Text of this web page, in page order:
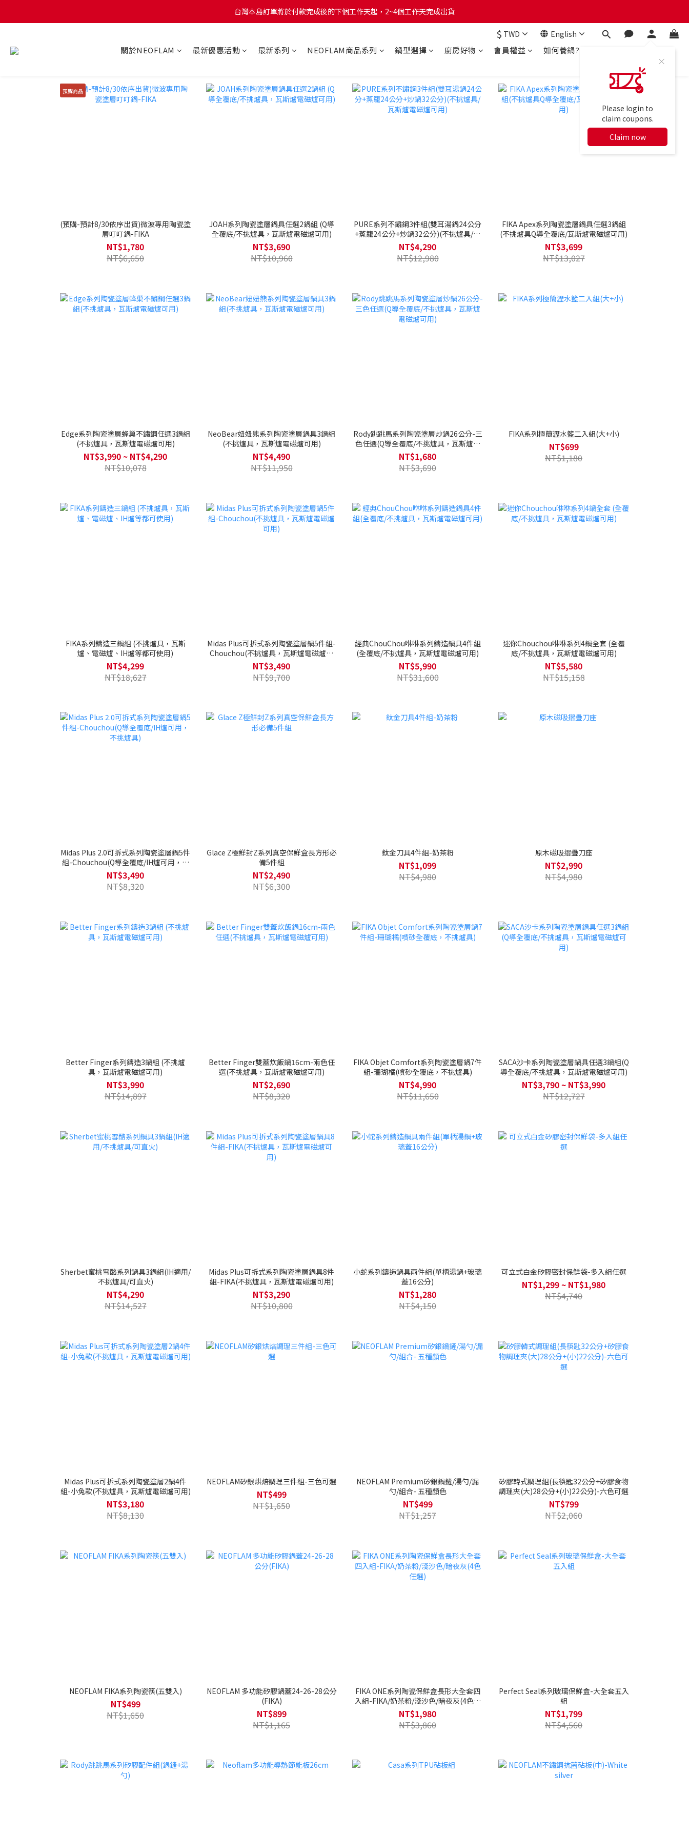
台灣本島訂單將於付款完成後的下個工作天起，2~4個工作天完成出貨
台灣本島訂單將於付款完成後的下個工作天起，2~4個工作天完成出貨
台灣本島訂單將於付款完成後的下個工作天起，2~4個工作天完成出貨
$ TWD English
Please login to
claim coupons.
Claim now
關於NEOFLAM 最新優惠活動 最新系列 NEOFLAM商品系列 鍋型選擇 廚房好物 會員權益 如何養鍋?
預購商品
(預購-預計8/30依序出貨)微波專用陶瓷塗
層叮叮鍋-FIKA
NT$1,780
NT$6,650
JOAH系列陶瓷塗層鍋具任選2鍋組 (Q導
全覆底/不挑爐具，瓦斯爐電磁爐可用)
NT$3,690
NT$10,960
PURE系列不鏽鋼3件組(雙耳湯鍋24公分
+蒸籠24公分+炒鍋32公分)(不挑爐具/瓦
斯爐電磁爐可用)
NT$4,290
NT$12,980
FIKA Apex系列陶瓷塗層鍋具任選3鍋組
(不挑爐具Q導全覆底/瓦斯爐電磁爐可用)
NT$3,699
NT$13,027
Edge系列陶瓷塗層蜂巢不鏽鋼任選3鍋組
(不挑爐具，瓦斯爐電磁爐可用)
NT$3,990 ~ NT$4,290
NT$10,078
NeoBear妞妞熊系列陶瓷塗層鍋具3鍋組
(不挑爐具，瓦斯爐電磁爐可用)
NT$4,490
NT$11,950
Rody跳跳馬系列陶瓷塗層炒鍋26公分-三
色任選(Q導全覆底/不挑爐具，瓦斯爐電
磁爐可用)
NT$1,680
NT$3,690
FIKA系列極簡瀝水籃二入組(大+小)
NT$699
NT$1,180
FIKA系列鑄造三鍋組 (不挑爐具，瓦斯
爐、電磁爐、IH爐等都可使用)
NT$4,299
NT$18,627
Midas Plus可拆式系列陶瓷塗層鍋5件組-
Chouchou(不挑爐具，瓦斯爐電磁爐可
用)
NT$3,490
NT$9,700
經典ChouChou咻咻系列鑄造鍋具4件組
(全覆底/不挑爐具，瓦斯爐電磁爐可用)
NT$5,990
NT$31,600
迷你Chouchou咻咻系列4鍋全套 (全覆
底/不挑爐具，瓦斯爐電磁爐可用)
NT$5,580
NT$15,158
Midas Plus 2.0可拆式系列陶瓷塗層鍋5件
組-Chouchou(Q導全覆底/IH爐可用，不
挑爐具)
NT$3,490
NT$8,320
Glace Z極鮮封Z系列真空保鮮盒長方形必
備5件組
NT$2,490
NT$6,300
鈦金刀具4件組-奶茶粉
NT$1,099
NT$4,980
原木磁吸摺疊刀座
NT$2,990
NT$4,980
Better Finger系列鑄造3鍋組 (不挑爐
具，瓦斯爐電磁爐可用)
NT$3,990
NT$14,897
Better Finger雙蓋炊飯鍋16cm-兩色任
選(不挑爐具，瓦斯爐電磁爐可用)
NT$2,690
NT$8,320
FIKA Objet Comfort系列陶瓷塗層鍋7件
組-珊瑚橘(噴砂全覆底，不挑爐具)
NT$4,990
NT$11,650
SACA沙卡系列陶瓷塗層鍋具任選3鍋組(Q
導全覆底/不挑爐具，瓦斯爐電磁爐可用)
NT$3,790 ~ NT$3,990
NT$12,727
Sherbet蜜桃雪酪系列鍋具3鍋組(IH適用/
不挑爐具/可直火)
NT$4,290
NT$14,527
Midas Plus可拆式系列陶瓷塗層鍋具8件
組-FIKA(不挑爐具，瓦斯爐電磁爐可用)
NT$3,290
NT$10,800
小蛇系列鑄造鍋具兩件組(單柄湯鍋+玻璃
蓋16公分)
NT$1,280
NT$4,150
可立式白金矽膠密封保鮮袋-多入組任選
NT$1,299 ~ NT$1,980
NT$4,740
Midas Plus可拆式系列陶瓷塗層2鍋4件
組-小兔款(不挑爐具，瓦斯爐電磁爐可用)
NT$3,180
NT$8,130
NEOFLAM矽銀烘焙調理三件組-三色可選
NT$499
NT$1,650
NEOFLAM Premium矽銀鍋鏟/湯勺/漏
勺/組合- 五種顏色
NT$499
NT$1,257
矽膠韓式調理組(長筷匙32公分+矽膠食物
調理夾(大)28公分+(小)22公分)-六色可選
NT$799
NT$2,060
NEOFLAM FIKA系列陶瓷筷(五雙入)
NT$499
NT$1,650
NEOFLAM 多功能矽膠鍋蓋24-26-28公分
(FIKA)
NT$899
NT$1,165
FIKA ONE系列陶瓷保鮮盒長形大全套四
入組-FIKA/奶茶粉/淺沙色/暗夜灰(4色任
選)
NT$1,980
NT$3,860
Perfect Seal系列玻璃保鮮盒-大全套五入
組
NT$1,799
NT$4,560